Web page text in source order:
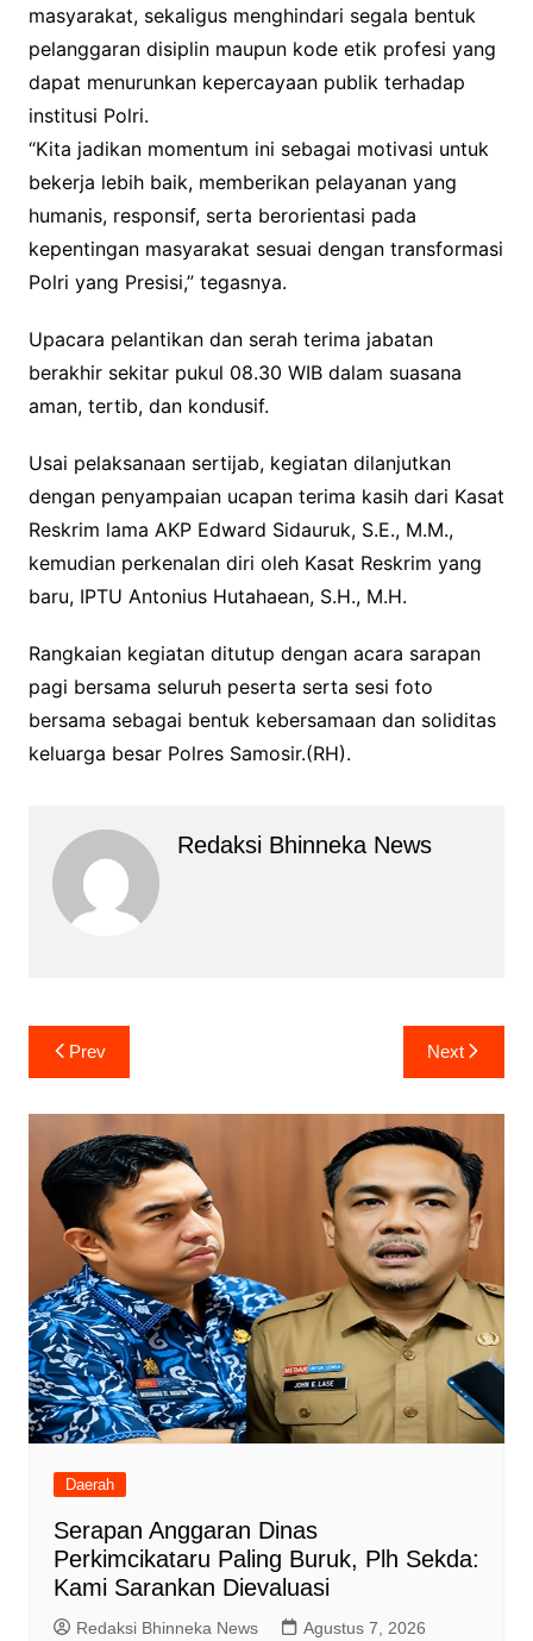
masyarakat, sekaligus menghindari segala bentuk
pelanggaran disiplin maupun kode etik profesi yang
dapat menurunkan kepercayaan publik terhadap
institusi Polri.
“Kita jadikan momentum ini sebagai motivasi untuk
bekerja lebih baik, memberikan pelayanan yang
humanis, responsif, serta berorientasi pada
kepentingan masyarakat sesuai dengan transformasi
Polri yang Presisi,” tegasnya.
Upacara pelantikan dan serah terima jabatan
berakhir sekitar pukul 08.30 WIB dalam suasana
aman, tertib, dan kondusif.
Usai pelaksanaan sertijab, kegiatan dilanjutkan
dengan penyampaian ucapan terima kasih dari Kasat
Reskrim lama AKP Edward Sidauruk, S.E., M.M.,
kemudian perkenalan diri oleh Kasat Reskrim yang
baru, IPTU Antonius Hutahaean, S.H., M.H.
Rangkaian kegiatan ditutup dengan acara sarapan
pagi bersama seluruh peserta serta sesi foto
bersama sebagai bentuk kebersamaan dan soliditas
keluarga besar Polres Samosir.(RH).
Redaksi Bhinneka News
Navigasi
pos
Prev Next
Daerah
Serapan Anggaran Dinas
Perkimcikataru Paling Buruk, Plh Sekda:
Kami Sarankan Dievaluasi
Redaksi Bhinneka News
Agustus 7, 2026